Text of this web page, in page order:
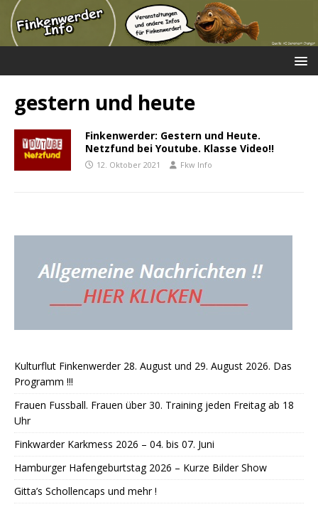
gestern und heute
Finkenwerder: Gestern und Heute.
Netzfund bei Youtube. Klasse Video!!
12. Oktober 2021 Fkw Info
Kulturflut Finkenwerder 28. August und 29. August 2026. Das
Programm !!!
Frauen Fussball. Frauen über 30. Training jeden Freitag ab 18
Uhr
Finkwarder Karkmess 2026 – 04. bis 07. Juni
Hamburger Hafengeburtstag 2026 – Kurze Bilder Show
Gitta’s Schollencaps und mehr !